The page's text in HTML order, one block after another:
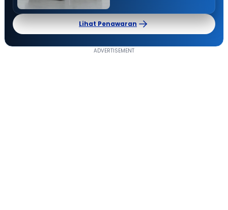
Lihat Penawaran